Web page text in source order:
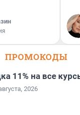
ПРОМОКОДЫ
11% на все
2026